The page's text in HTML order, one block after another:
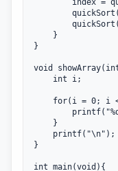
index =
quickSort(a,
}
}
void
int i;
for(i = 0; i <
printf("%d
}
printf("\n");
}
int main(void){